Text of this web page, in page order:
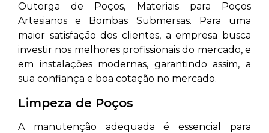
Outorga de Poços, Materiais para Poços
Artesianos e Bombas Submersas. Para uma
maior satisfação dos clientes, a empresa busca
investir nos melhores profissionais do mercado, e
em instalações modernas, garantindo assim, a
sua confiança e boa cotação no mercado.
Limpeza de Poços
A manutenção adequada é essencial para